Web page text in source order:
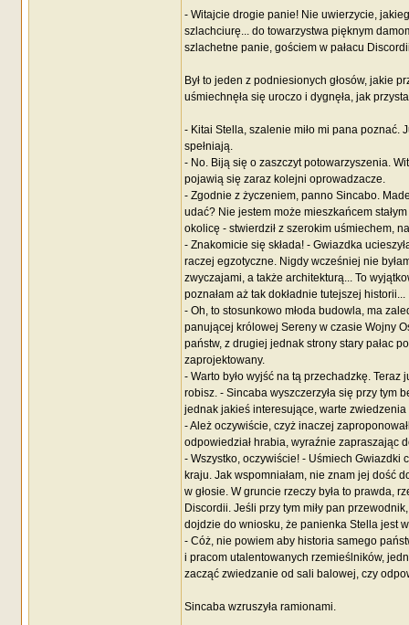
- Witajcie drogie panie! Nie uwierzycie,
szlachciurę... do towarzystwa pięknym
szlachetne panie, gościem w pałacu
Był to jeden z podniesionych głosów, jakie
uśmiechnęła się uroczo i dygnęła, jak
- Kitai Stella, szalenie miło mi pana poznać.
spełniają.
- No. Biją się o zaszczyt potowarzyszenia.
pojawią się zaraz kolejni oprowadzacze.
- Zgodnie z życzeniem, panno Sincabo.
udać? Nie jestem może mieszkańcem
okolicę - stwierdził z szerokim uśmiechem,
- Znakomicie się składa! - Gwiazdka
raczej egzotyczne. Nigdy wcześniej nie
zwyczajami, a także architekturą... To
poznałam aż tak dokładnie tutejszej historii...
- Oh, to stosunkowo młoda budowla, ma
panującej królowej Sereny w czasie Wojny
państw, z drugiej jednak strony stary pałac
zaprojektowany.
- Warto było wyjść na tą przechadzkę.
robisz. - Sincaba wyszczerzyła się przy tym
jednak jakieś interesujące, warte
- Ależ oczywiście, czyż inaczej
odpowiedział hrabia, wyraźnie zapraszając
- Wszystko, oczywiście! - Uśmiech Gwiazdki
kraju. Jak wspomniałam, nie znam jej dość
w głosie. W gruncie rzeczy była to prawda,
Discordii. Jeśli przy tym miły pan
dojdzie do wniosku, że panienka Stella jest
- Cóż, nie powiem aby historia samego
i pracom utalentowanych rzemieślników,
zacząć zwiedzanie od sali balowej, czy
Sincaba wzruszyła ramionami.